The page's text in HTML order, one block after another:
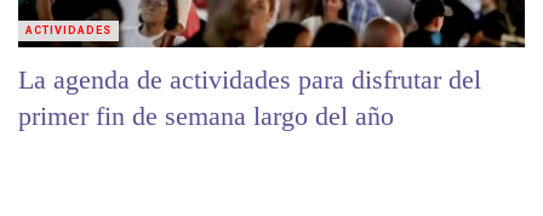
La agenda de actividades para disfrutar del
primer fin de semana largo del año
ACTIVIDADES